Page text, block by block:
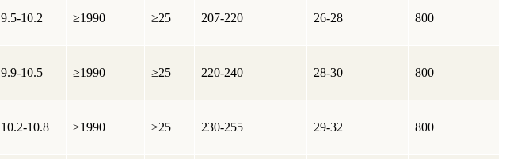
9.5-10.2 ≥1990 ≥25 207-220 26-28 800
9.9-10.5 ≥1990 ≥25 220-240 28-30 800
10.2-10.8 ≥1990 ≥25 230-255 29-32 800